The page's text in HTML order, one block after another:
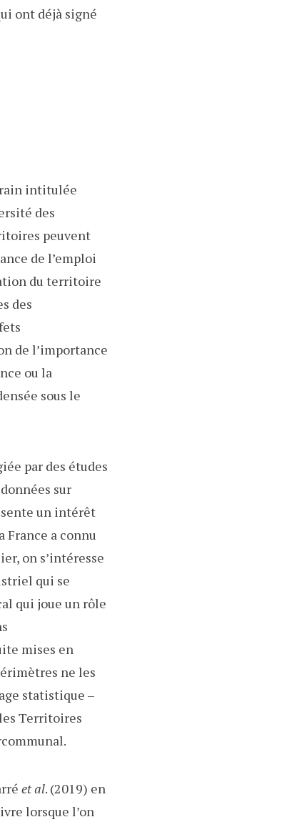
ont déjà signé
intitulée
des
peuvent
de l’emploi
du territoire
des
de l’importance
ou la
sous le
par des études
sur
un intérêt
France a connu
on s’intéresse
qui se
qui joue un rôle
mises en
ne les
statistique –
Territoires
et al. (2019) en
lorsque l’on